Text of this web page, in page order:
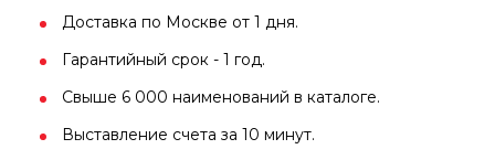
Доставка по Москве от 1 дня.
Гарантийный срок - 1 год.
Свыше 6 000 наименований в каталоге.
Выставление счета за 10 минут.